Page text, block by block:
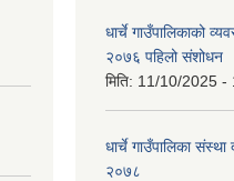
धार्चे गाउँपालिकाको
२०७६ पहिलो संशोधन
मिति: 11/10/2025 -
धार्चे गाउँपालिका
२०७८